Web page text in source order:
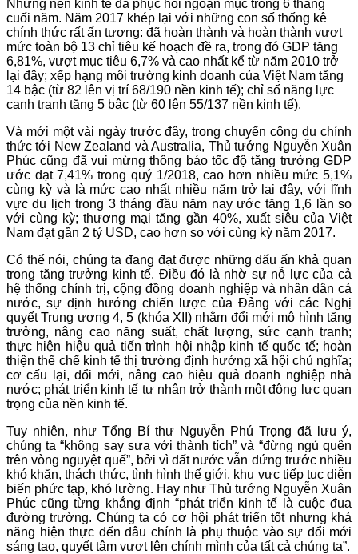
Nhưng nền kinh tế đã phục hồi ngoạn mục trong 6 tháng
cuối năm. Năm 2017 khép lại với những con số thống kê
chính thức rất ấn tượng: đã hoàn thành và hoàn thành vượt
mức toàn bộ 13 chỉ tiêu kế hoạch đề ra, trong đó GDP tăng
6,81%, vượt mục tiêu 6,7% và cao nhất kể từ năm 2010 trở
lại đây; xếp hạng môi trường kinh doanh của Việt Nam tăng
14 bậc (từ 82 lên vị trí 68/190 nền kinh tế); chỉ số năng lực
cạnh tranh tăng 5 bậc (từ 60 lên 55/137 nền kinh tế).
Và mới một vài ngày trước đây, trong chuyến công du chính
thức tới New Zealand và Australia, Thủ tướng Nguyễn Xuân
Phúc cũng đã vui mừng thông báo tốc độ tăng trưởng GDP
ước đạt 7,41% trong quý 1/2018, cao hơn nhiều mức 5,1%
cùng kỳ và là mức cao nhất nhiều năm trở lại đây, với lĩnh
vực du lịch trong 3 tháng đầu năm nay ước tăng 1,6 lần so
với cùng kỳ; thương mại tăng gần 40%, xuất siêu của Việt
Nam đạt gần 2 tỷ USD, cao hơn so với cùng kỳ năm 2017.
Có thể nói, chúng ta đang đạt được những dấu ấn khả quan
trong tăng trưởng kinh tế. Điều đó là nhờ sự nỗ lực của cả
hệ thống chính trị, cộng đồng doanh nghiệp và nhân dân cả
nước, sự định hướng chiến lược của Đảng với các Nghị
quyết Trung ương 4, 5 (khóa XII) nhằm đổi mới mô hình tăng
trưởng, nâng cao năng suất, chất lượng, sức cạnh tranh;
thực hiện hiệu quả tiến trình hội nhập kinh tế quốc tế; hoàn
thiện thể chế kinh tế thị trường định hướng xã hội chủ nghĩa;
cơ cấu lại, đổi mới, nâng cao hiệu quả doanh nghiệp nhà
nước; phát triển kinh tế tư nhân trở thành một động lực quan
trọng của nền kinh tế.
Tuy nhiên, như Tổng Bí thư Nguyễn Phú Trọng đã lưu ý,
chúng ta “không say sưa với thành tích” và “đừng ngủ quên
trên vòng nguyệt quế”, bởi vì đất nước vẫn đứng trước nhiều
khó khăn, thách thức, tình hình thế giới, khu vực tiếp tục diễn
biến phức tạp, khó lường. Hay như Thủ tướng Nguyễn Xuân
Phúc cũng từng khẳng định “phát triển kinh tế là cuộc đua
đường trường. Chúng ta có cơ hội phát triển tốt nhưng khả
năng hiện thực đến đâu chính là phụ thuộc vào sự đổi mới
sáng tạo, quyết tâm vượt lên chính mình của tất cả chúng ta”.